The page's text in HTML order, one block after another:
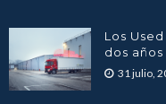
Los
dos
31 julio,